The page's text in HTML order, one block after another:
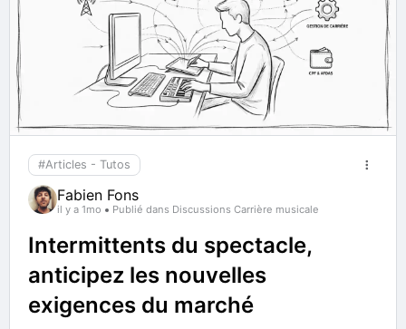
#Articles - Tutos
Fabien Fons
il y a 1mo Publié dans Discussions Carrière musicale
Intermittents du spectacle,
anticipez les nouvelles
exigences du marché